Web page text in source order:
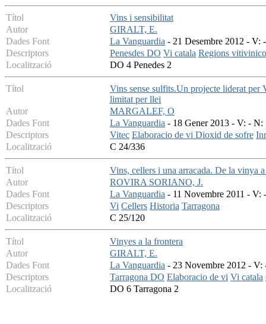
Títol
Vins i sensibilitat
Autor
GIRALT, E.
Dades Font
La Vanguardia - 21 Desembre 2012 - V:
Descriptors
Penesdes DO Vi catala Regions
Localització
DO 4 Penedes 2
Títol
Vins sense sulfits.Un projecte liderat per
limitat per llei
Autor
MARGALEF, O
Dades Font
La Vanguardia - 18 Gener 2013 - V: - N:
Descriptors
Vitec Elaboracio de vi Dioxid de sofre
Localització
C 24/336
Títol
Vins, cellers i una arracada. De la vinya
Autor
ROVIRA SORIANO, J.
Dades Font
La Vanguardia - 11 Novembre 2011 - V:
Descriptors
Vi Cellers Historia Tarragona
Localització
C 25/120
Títol
Vinyes a la frontera
Autor
GIRALT, E.
Dades Font
La Vanguardia - 23 Novembre 2012 - V:
Descriptors
Tarragona DO Elaboracio de vi Vi catala
Localització
DO 6 Tarragona 2